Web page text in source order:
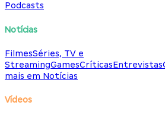
Podcasts
Notícias
FilmesSéries, TV e
StreamingGamesCríticasEntrevistas
mais em Notícias
Vídeos